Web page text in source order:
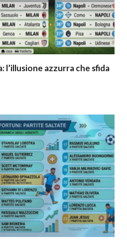
l’illusione azzurra che sfida